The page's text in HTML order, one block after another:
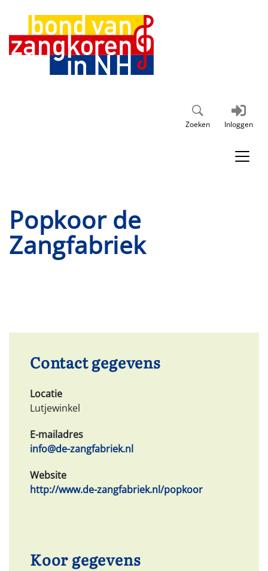
Zoeken Inloggen
Popkoor de
Zangfabriek
Contact gegevens
Locatie
Lutjewinkel
E-mailadres
info@de-zangfabriek.nl
Website
http://www.de-zangfabriek.nl/popkoor
Koor gegevens